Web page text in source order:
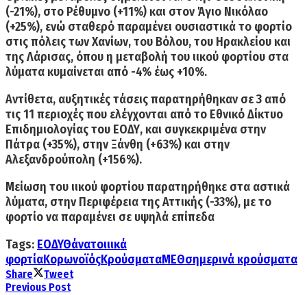
(-21%), στο Ρέθυμνο (+11%)και στον Άγιο Νικόλαο
(+25%), ενώ σταθερό παραμένει ουσιαστικά το φορτίο
στις πόλεις των Χανίων, του Βόλου, του Ηρακλείου και
της Λάρισας, όπου η μεταβολή του ιικού φορτίου στα
λύματα κυμαίνεται από -4% έως +10%.
Αντίθετα, αυξητικές τάσειςπαρατηρήθηκαν σε 3 από
τις 11 περιοχές που ελέγχονται από το Εθνικό Δίκτυο
Επιδημιολογίας του ΕΟΔΥ, και συγκεκριμένα στην
Πάτρα (+35%), στην Ξάνθη (+63%)και στην
Αλεξανδρούπολη (+156%).
Μείωση του ιικού φορτίουπαρατηρήθηκε στα αστικά
λύματα, στην Περιφέρεια τηςΑττικής (-33%), με το
φορτίο να παραμένει σε υψηλά επίπεδα
Tags: ΕΟΔΥΘάνατοιιικά
φορτίαΚορωνοϊόςΚρούσματαΜΕΘσημερινά κρούσματα
Share
Tweet
Previous Post